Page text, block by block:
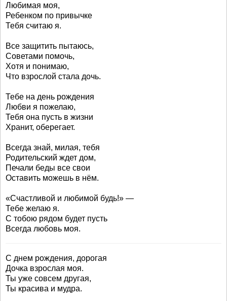
Любимая моя,
Ребенком по привычке
Тебя считаю я.
Все защитить пытаюсь,
Советами помочь,
Хотя и понимаю,
Что взрослой стала дочь.
Тебе на день рождения
Любви я пожелаю,
Тебя она пусть в жизни
Хранит, оберегает.
Всегда знай, милая, тебя
Родительский ждет дом,
Печали беды все свои
Оставить можешь в нём.
«Счастливой и любимой будь!» —
Тебе желаю я.
С тобою рядом будет пусть
Всегда любовь моя.
С днем рождения, дорогая
Дочка взрослая моя.
Ты уже совсем другая,
Ты красива и мудра.